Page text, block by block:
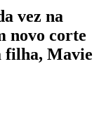
vez na
novo corte
filha, Mavie